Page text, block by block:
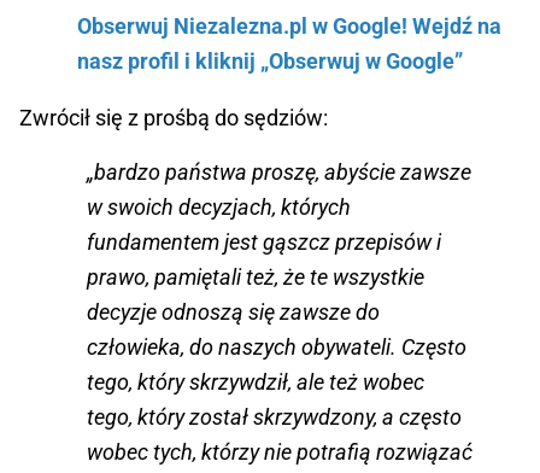
Obserwuj Niezalezna.pl w Google! Wejdź na
nasz profil i kliknij „Obserwuj w Google”
Zwrócił się z prośbą do sędziów:
„bardzo państwa proszę, abyście zawsze
w swoich decyzjach, których
fundamentem jest gąszcz przepisów i
prawo, pamiętali też, że te wszystkie
decyzje odnoszą się zawsze do
człowieka, do naszych obywateli. Często
tego, który skrzywdził, ale też wobec
tego, który został skrzywdzony, a często
wobec tych, którzy nie potrafią rozwiązać